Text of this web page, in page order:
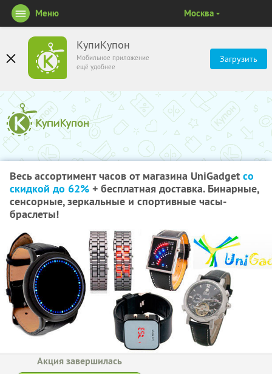
КупиКупон
Мобильное приложение
ещё удобнее
Загрузить
Меню Москва
Весь ассортимент часов от магазина UniGadget со
скидкой до 62% + бесплатная доставка. Бинарные,
сенсорные, зеркальные и спортивные часы-
браслеты!
Акция завершилась